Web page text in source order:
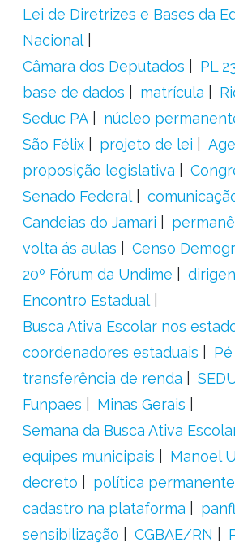
Lei de Diretrizes e Bases da
Nacional
Câmara dos Deputados
PL
base de dados
matrícula
Seduc PA
núcleo
São Félix
projeto de lei
proposição legislativa
Senado Federal
Candeias do Jamari
volta ás aulas
Censo
20º Fórum da Undime
Encontro Estadual
Busca Ativa Escolar nos
coordenadores estaduais
transferência de renda
Funpaes
Minas Gerais
Semana da Busca Ativa
equipes municipais
Manoel
decreto
política permanente
cadastro na plataforma
sensibilização
CGBAE/RN